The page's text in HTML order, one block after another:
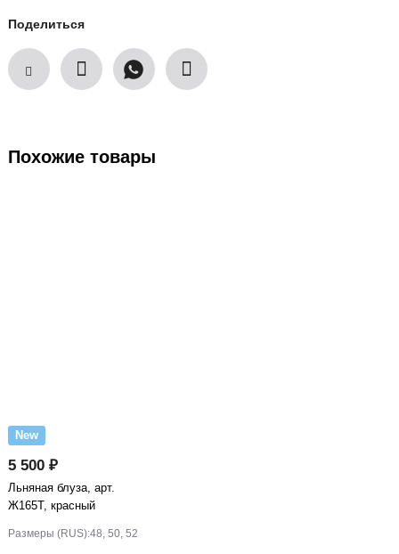
Поделиться
Похожие товары
New
5 500 ₽
Льняная блуза, арт.
Ж165Т, красный
Размеры (RUS):48, 50, 52